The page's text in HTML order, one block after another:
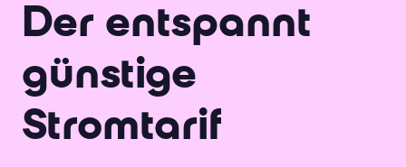
Der entspannt
günstige
Stromtarif